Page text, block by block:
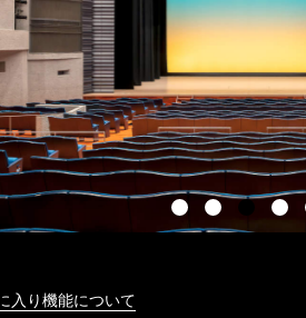
入り機能について